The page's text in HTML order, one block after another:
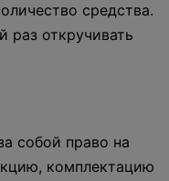
средства.
раз откручивать
собой право на
комплектацию